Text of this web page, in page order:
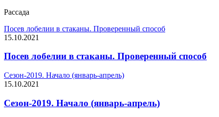
Рассада
Посев лобелии в стаканы. Проверенный способ
15.10.2021
Посев лобелии в стаканы. Проверенный способ
Сезон-2019. Начало (январь-апрель)
15.10.2021
Сезон-2019. Начало (январь-апрель)